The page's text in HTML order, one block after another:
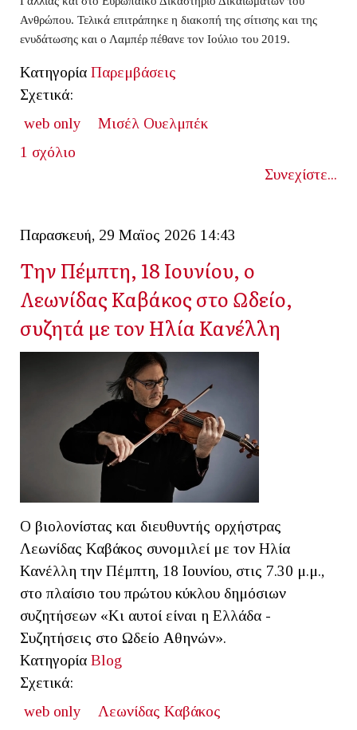
Ανθρώπου. Τελικά επιτράπηκε η διακοπή της σίτισης και της
ενυδάτωσης και ο Λαμπέρ πέθανε τον Ιούλιο του 2019.
Κατηγορία Παρεμβάσεις
Σχετικά:
web only
Μισέλ Ουελμπέκ
1 σχόλιο
Συνεχίστε...
Παρασκευή, 29 Μαϊος 2026 14:43
Την Πέμπτη, 18 Ιουνίου, ο
Λεωνίδας Καβάκος στο Ωδείο,
συζητά με τον Ηλία Κανέλλη
Ο βιολονίστας και διευθυντής ορχήστρας
Λεωνίδας Καβάκος συνομιλεί με τον Ηλία
Κανέλλη την Πέμπτη, 18 Ιουνίου, στις 7.30 μ.μ.,
στο πλαίσιο του πρώτου κύκλου δημόσιων
συζητήσεων «Κι αυτοί είναι η Ελλάδα -
Συζητήσεις στο Ωδείο Αθηνών».
Κατηγορία Blog
Σχετικά:
web only
Λεωνίδας Καβάκος